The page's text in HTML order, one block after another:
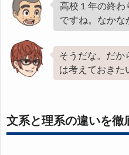
高校１年の終わ
ですね。なかな
そうだな。だか
は考えておきた
文系と理系の違いを徹